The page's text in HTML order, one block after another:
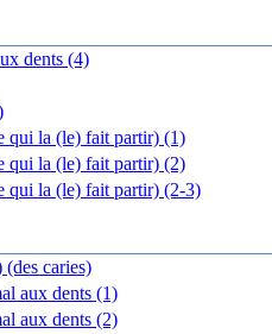
dents (4)
qui la (le) fait partir) (1)
qui la (le) fait partir) (2)
qui la (le) fait partir) (2-3)
(des caries)
aux dents (1)
aux dents (2)